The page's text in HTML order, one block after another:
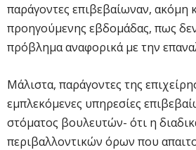
παράγοντες επιβεβαίωναν, ακόμη
προηγούμενης εβδομάδας, πως
πρόβλημα αναφορικά με την
Μάλιστα, παράγοντες της
εμπλεκόμενες υπηρεσίες
στόματος βουλευτών- ότι η
περιβαλλοντικών όρων που